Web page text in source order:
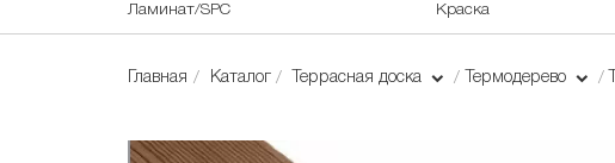
Ламинат/SPC Краска
Главная Каталог Террасная доска Термодерево